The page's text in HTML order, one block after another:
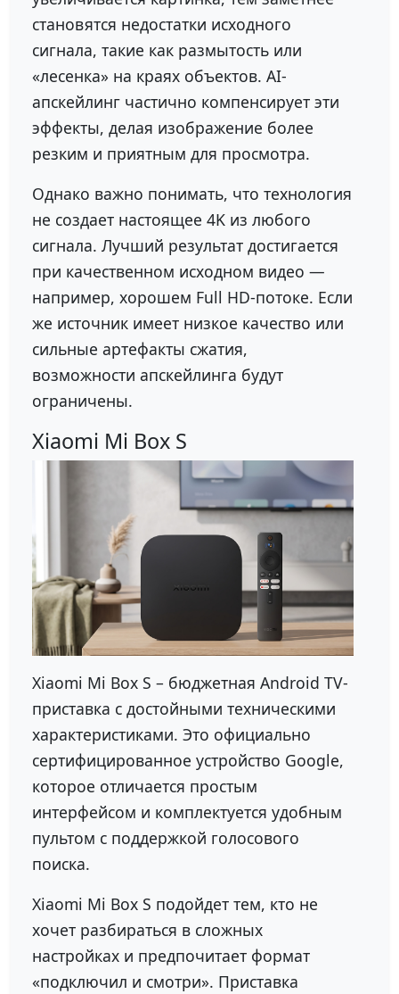
становятся недостатки исходного
сигнала, такие как размытость или
«лесенка» на краях объектов. AI-
апскейлинг частично компенсирует эти
эффекты, делая изображение более
резким и приятным для просмотра.
Однако важно понимать, что технология
не создает настоящее 4K из любого
сигнала. Лучший результат достигается
при качественном исходном видео —
например, хорошем Full HD-потоке. Если
же источник имеет низкое качество или
сильные артефакты сжатия,
возможности апскейлинга будут
ограничены.
Xiaomi Mi Box S
Xiaomi Mi Box S – бюджетная Android TV-
приставка с достойными техническими
характеристиками. Это официально
сертифицированное устройство Google,
которое отличается простым
интерфейсом и комплектуется удобным
пультом с поддержкой голосового
поиска.
Xiaomi Mi Box S подойдет тем, кто не
хочет разбираться в сложных
настройках и предпочитает формат
«подключил и смотри». Приставка